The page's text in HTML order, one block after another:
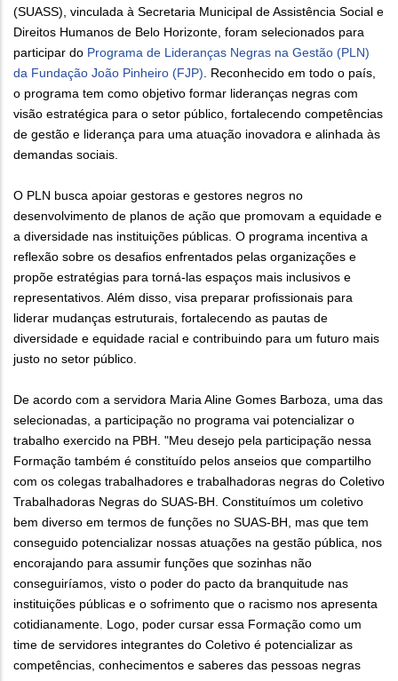
(SUASS), vinculada à Secretaria Municipal de Assistência Social e
Direitos Humanos de Belo Horizonte, foram selecionados para
participar do Programa de Lideranças Negras na Gestão (PLN)
da Fundação João Pinheiro (FJP). Reconhecido em todo o país,
o programa tem como objetivo formar lideranças negras com
visão estratégica para o setor público, fortalecendo competências
de gestão e liderança para uma atuação inovadora e alinhada às
demandas sociais.
O PLN busca apoiar gestoras e gestores negros no
desenvolvimento de planos de ação que promovam a equidade e
a diversidade nas instituições públicas. O programa incentiva a
reflexão sobre os desafios enfrentados pelas organizações e
propõe estratégias para torná-las espaços mais inclusivos e
representativos. Além disso, visa preparar profissionais para
liderar mudanças estruturais, fortalecendo as pautas de
diversidade e equidade racial e contribuindo para um futuro mais
justo no setor público.
De acordo com a servidora Maria Aline Gomes Barboza, uma das
selecionadas, a participação no programa vai potencializar o
trabalho exercido na PBH. "Meu desejo pela participação nessa
Formação também é constituído pelos anseios que compartilho
com os colegas trabalhadores e trabalhadoras negras do Coletivo
Trabalhadoras Negras do SUAS-BH. Constituímos um coletivo
bem diverso em termos de funções no SUAS-BH, mas que tem
conseguido potencializar nossas atuações na gestão pública, nos
encorajando para assumir funções que sozinhas não
conseguiríamos, visto o poder do pacto da branquitude nas
instituições públicas e o sofrimento que o racismo nos apresenta
cotidianamente. Logo, poder cursar essa Formação como um
time de servidores integrantes do Coletivo é potencializar as
competências, conhecimentos e saberes das pessoas negras